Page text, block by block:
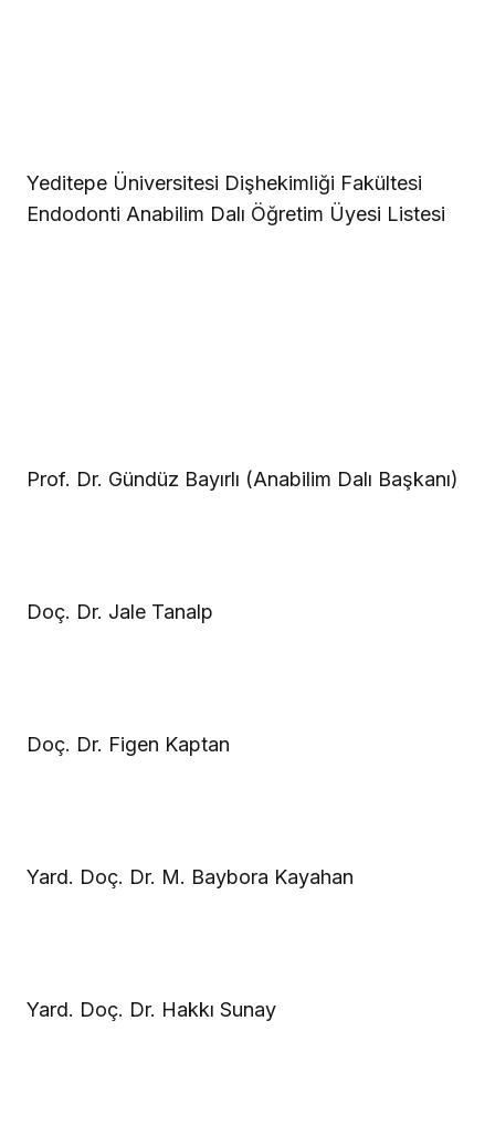
Yeditepe Üniversitesi Dişhekimliği Fakültesi
Endodonti Anabilim Dalı Öğretim Üyesi Listesi
Prof. Dr. Gündüz Bayırlı (Anabilim Dalı Başkanı)
Doç. Dr. Jale Tanalp
Doç. Dr. Figen Kaptan
Yard. Doç. Dr. M. Baybora Kayahan
Yard. Doç. Dr. Hakkı Sunay